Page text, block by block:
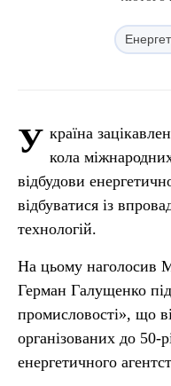
У країна
кола
відбудови
відбуватися із
технологій.
На цьому наголосив
Герман Галущенко
промисловості», що
організованих до 50-
енергетичного